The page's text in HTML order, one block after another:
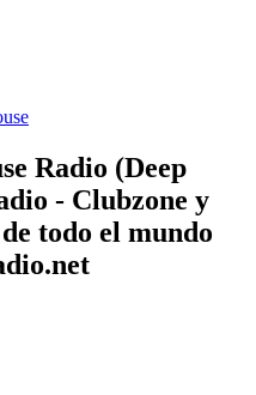
Radio (Deep
- Clubzone y
todo el mundo